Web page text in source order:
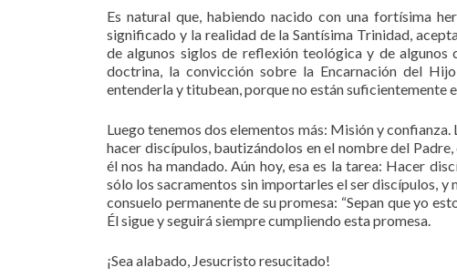
Es natural que, habiendo nacido con una fortísima
significado y la realidad de la Santísima Trinidad,
de algunos siglos de reflexión teológica y de algunos
doctrina, la convicción sobre la Encarnación del
entenderla y titubean, porque no están suficientemente
Luego tenemos dos elementos más: Misión y
hacer discípulos, bautizándolos en el nombre del
él nos ha mandado. Aún hoy, esa es la tarea: Hacer
sólo los sacramentos sin importarles el ser discípulos, y
consuelo permanente de su promesa: “Sepan que yo
Él sigue y seguirá siempre cumpliendo esta promesa.
¡Sea alabado, Jesucristo resucitado!